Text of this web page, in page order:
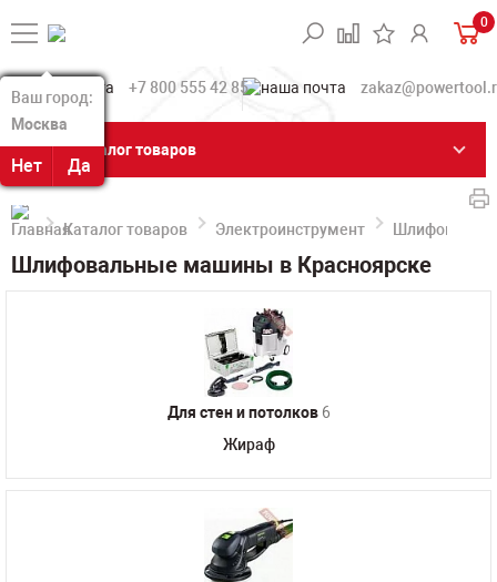
Ваш город:
Москва
Нет Да
Ваш город:
Москва
Нет Да
0
+7 800 555 42 85
Каталог товаров
Каталог товаров Электроинструмент
Шлифовальные машины в Красноярске
Для стен и потолков 6
Жираф